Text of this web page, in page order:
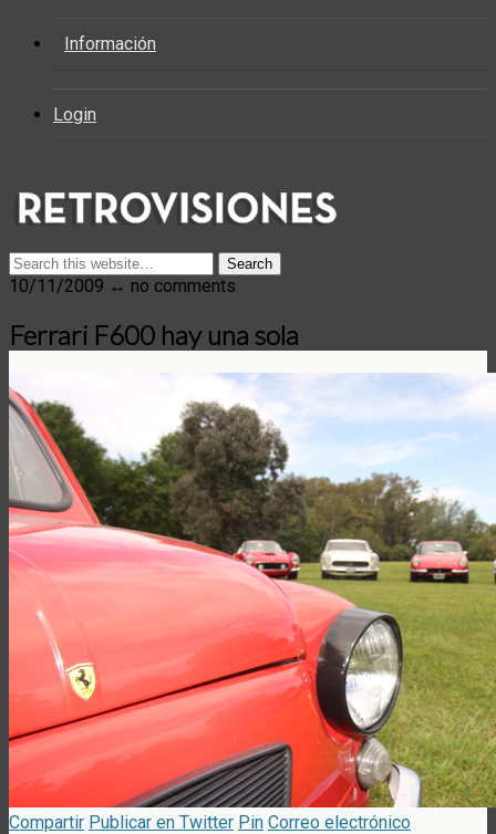
Información
Login
10/11/2009 ↔ no comments
Ferrari F600 hay una sola
Compartir Publicar en Twitter Pin Correo electrónico